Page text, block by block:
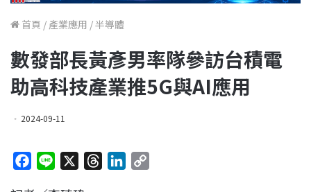
首頁 / 產業應用 /半導體
數發部長黃彥男率隊參訪台積電
助高科技產業推5G與AI應用
2024-09-11